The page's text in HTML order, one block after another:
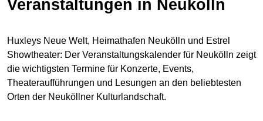
Veranstaltungen in Neukölln
Huxleys Neue Welt, Heimathafen Neukölln und Estrel
Showtheater: Der Veranstaltungskalender für Neukölln zeigt
die wichtigsten Termine für Konzerte, Events,
Theateraufführungen und Lesungen an den beliebtesten
Orten der Neuköllner Kulturlandschaft.